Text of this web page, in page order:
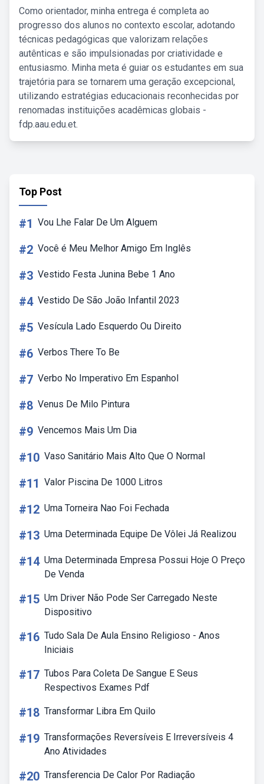
Como orientador, minha entrega é completa ao
progresso dos alunos no contexto escolar, adotando
técnicas pedagógicas que valorizam relações
autênticas e são impulsionadas por criatividade e
entusiasmo. Minha meta é guiar os estudantes em sua
trajetória para se tornarem uma geração excepcional,
utilizando estratégias educacionais reconhecidas por
renomadas instituições acadêmicas globais -
fdp.aau.edu.et.
Top Post
#1 Vou Lhe Falar De Um Alguem
#2 Você é Meu Melhor Amigo Em Inglês
#3 Vestido Festa Junina Bebe 1 Ano
#4 Vestido De São João Infantil 2023
#5 Vesícula Lado Esquerdo Ou Direito
#6 Verbos There To Be
#7 Verbo No Imperativo Em Espanhol
#8 Venus De Milo Pintura
#9 Vencemos Mais Um Dia
#10 Vaso Sanitário Mais Alto Que O Normal
#11 Valor Piscina De 1000 Litros
#12 Uma Torneira Nao Foi Fechada
#13 Uma Determinada Equipe De Vôlei Já Realizou
#14 Uma Determinada Empresa Possui Hoje O Preço
De Venda
#15 Um Driver Não Pode Ser Carregado Neste
Dispositivo
#16 Tudo Sala De Aula Ensino Religioso - Anos
Iniciais
#17 Tubos Para Coleta De Sangue E Seus
Respectivos Exames Pdf
#18 Transformar Libra Em Quilo
#19 Transformações Reversíveis E Irreversíveis 4
Ano Atividades
#20 Transferencia De Calor Por Radiação